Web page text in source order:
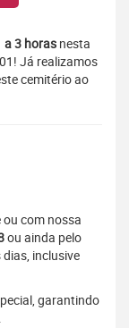
a 3 horas nesta
Já realizamos
cemitério ao
com nossa
ou ainda pelo
inclusive
garantindo